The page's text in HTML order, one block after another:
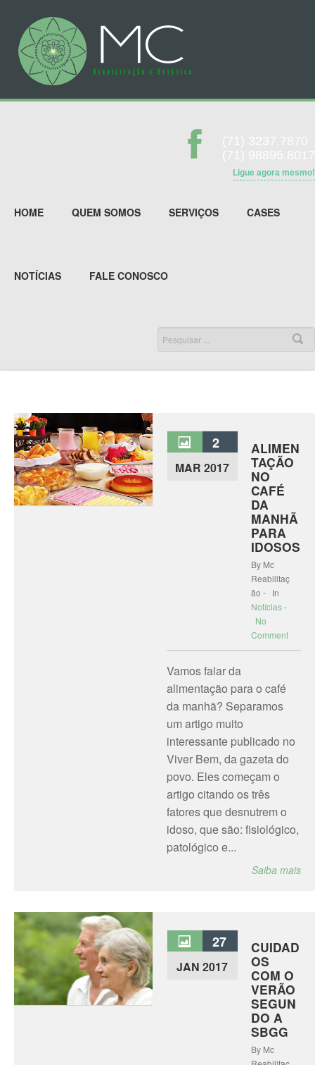
Ligue agora mesmo!
HOME QUEM SOMOS SERVIÇOS CASES
NOTÍCIAS FALE CONOSCO
2
MAR 2017
ALIMEN
TAÇÃO
NO
CAFÉ
DA
MANHÃ
PARA
IDOSOS
By Mc
Reabilitaç
ão - In
Notícias-
No
Comment
Vamos falar da
alimentação para o café
da manhã? Separamos
um artigo muito
interessante publicado no
Viver Bem, da gazeta do
povo. Eles começam o
artigo citando os três
fatores que desnutrem o
idoso, que são: fisiológico,
patológico e...
Saiba mais
27
JAN 2017
CUIDAD
OS
COM O
VERÃO
SEGUN
DO A
SBGG
By Mc